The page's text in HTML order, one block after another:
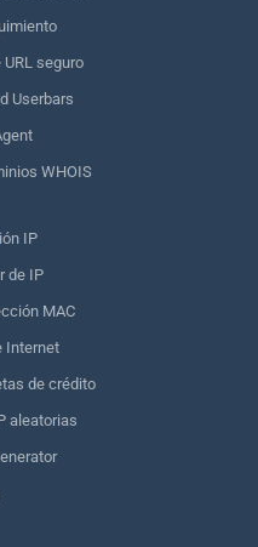
URL seguro
Userbars
WHOIS
IP
de IP
MAC
Internet
de crédito
aleatorias